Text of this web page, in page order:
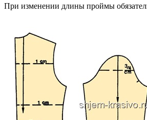
При изменении длины проймы